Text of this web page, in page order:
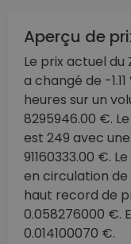
Aperçu de
Le prix actuel du
a changé de -
heures sur un
8295946.00 €.
est 249 avec
91160333.00 €.
en circulation de
haut record de
0.058276000 €.
0.014100070 €.